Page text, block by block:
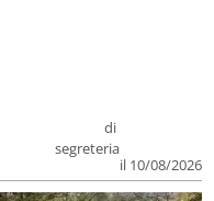
di
segreteria
il 10/08/2026